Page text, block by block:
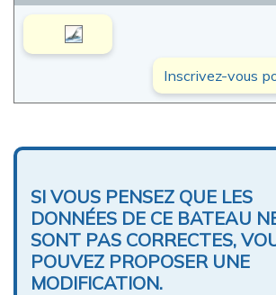
Inscrivez-vous
SI VOUS PENSEZ QUE LES
DONNÉES DE CE BATEAU
SONT PAS CORRECTES,
POUVEZ PROPOSER UNE
MODIFICATION.